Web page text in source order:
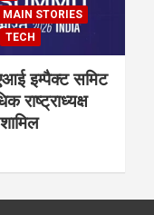
MAIN STORIES
TECH
इम्पैक्ट समिट